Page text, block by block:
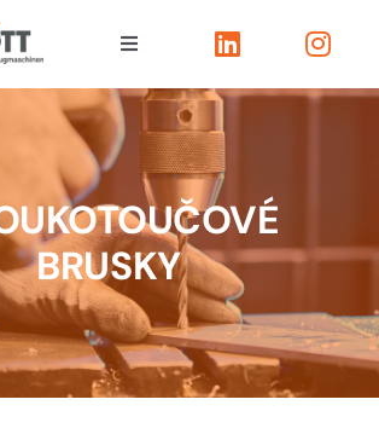
Toggle
Navigation
BRUSKY